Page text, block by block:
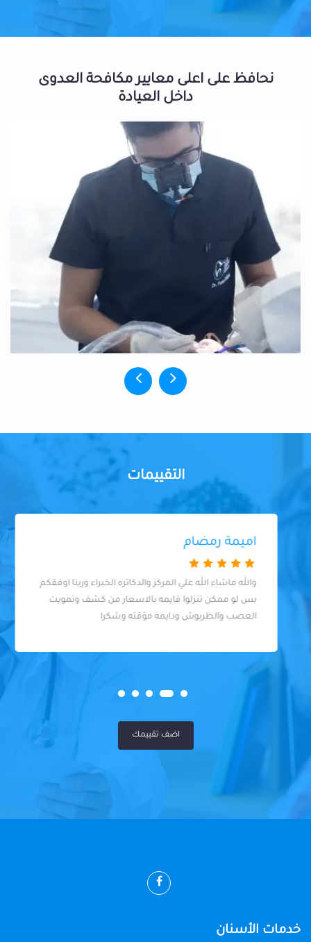
نحافظ على اعلى معايير مكافحة العدوى
داخل العيادة
التقييمات
اميمة رمضام
والله ماشاء الله علي المركز والدكاتره الخبراء وربنا اوفقكم
بس لو ممكن تنزلوا قايمه بالاسعار من كشف وتمويت
العصب والطربوش ودايمه مؤقته وشكرا
اضف تقييمك
خدمات الأسنان